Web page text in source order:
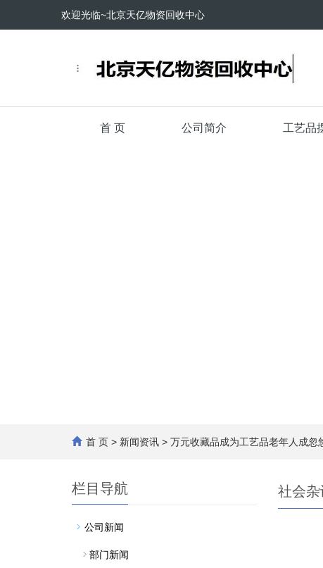
欢迎光临~北京天亿物资回收中心
首 页 公司简介 工艺品
首 页 > 新闻资讯 > 万元收藏品成为工艺品老年人成忽
社会杂
栏目导航
公司新闻
部门新闻